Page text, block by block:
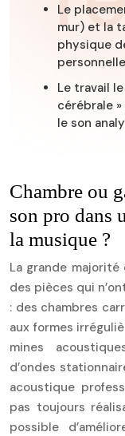
Le
mur) et la
physique
Le travail
cérébrale
le son
Chambre ou
son pro dans
la musique ?
La grande
des pièces qui
: des chambres
aux formes
mines
d’ondes
acoustique
pas toujours
possible